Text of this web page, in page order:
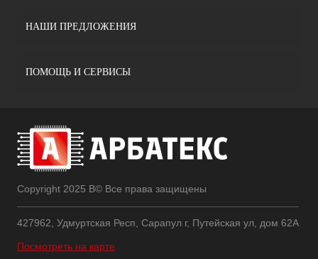
НАШИ ПРЕДЛОЖЕНИЯ
ПОМОЩЬ И СЕРВИСЫ
Copyright 2025 В© Все права защищены
427962, Удмуртская Респ, Сарапул г, Путейская ул, дом 62А
Посмотреть на карте